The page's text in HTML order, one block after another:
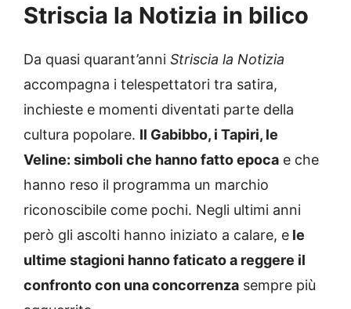
Striscia la Notizia in bilico
Da quasi quarant’anni Striscia la Notizia
accompagna i telespettatori tra satira,
inchieste e momenti diventati parte della
cultura popolare. Il Gabibbo, i Tapiri, le
Veline: simboli che hanno fatto epoca e che
hanno reso il programma un marchio
riconoscibile come pochi. Negli ultimi anni
però gli ascolti hanno iniziato a calare, e le
ultime stagioni hanno faticato a reggere il
confronto con una concorrenza sempre più